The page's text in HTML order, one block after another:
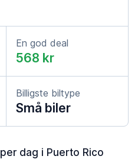
En god deal
568 kr
Billigste biltype
Små biler
dag i Puerto Rico